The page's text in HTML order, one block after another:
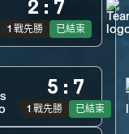
2 : 7
1 戰先勝 已結束
5 : 7
1 戰先勝 已結束